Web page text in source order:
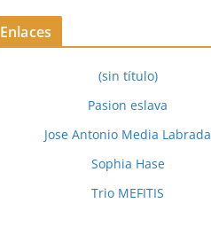
Enlaces
(sin título)
Pasion eslava
Jose Antonio Media Labrada
Sophia Hase
Trio MEFITIS